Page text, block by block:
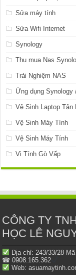
Sửa máy tính
Sửa Wifi Internet
Synology
Thu mua Nas
Trải Nghiệm NAS
Ứng dụng Synology
Vệ Sinh Laptop
Vệ Sinh Máy Tính
Vệ Sinh Máy Tính
Vi Tính Gò Vấp
CÔNG TY
HỌC LÊ
Địa chỉ: 243/33/28
☎ 0908.165.362
Web: